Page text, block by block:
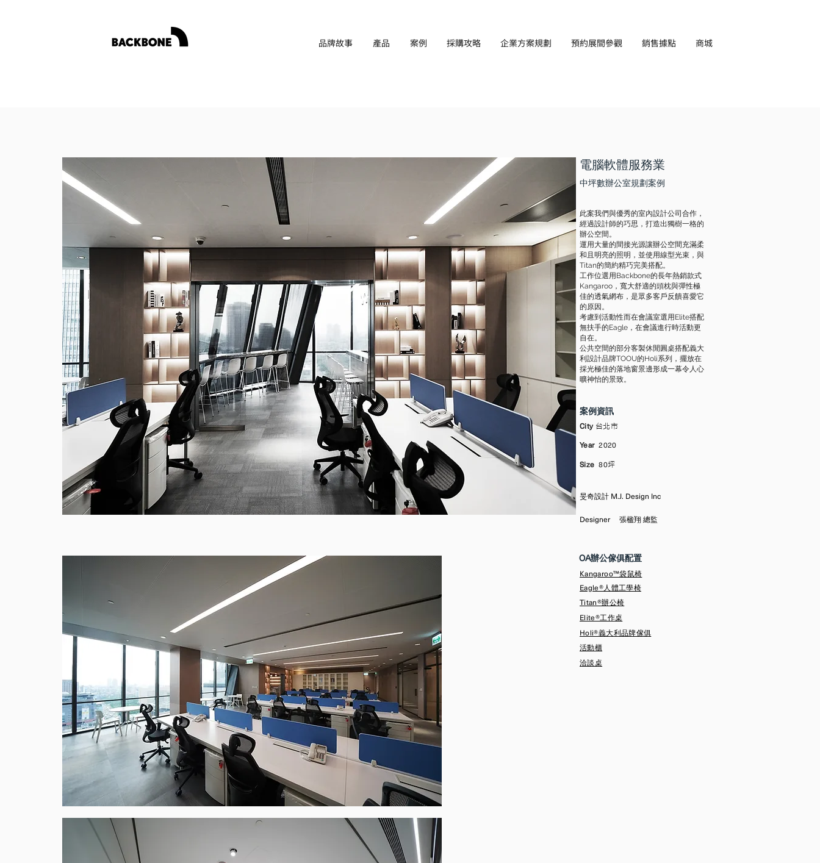
品牌故事 產品 案例 採購攻略 企業方案規劃 預約展間參觀 銷售據點 商城
​電腦軟體服務業
中坪數辦公室規劃案例
此案我們與優秀的室內設計公司合作，
經過設計師的巧思，打造出獨樹一格的
辦公空間。
運用大量的間接光源讓辦公空間充滿柔
和且明亮的照明，並使用線型光束，與
Titan的簡約精巧完美搭配。
工作位選用Backbone的長年熱銷款式
Kangaroo，寬大舒適的頭枕與彈性極
佳的透氣網布，是眾多客戶反饋喜愛它
的原因。
考慮到活動性而在會議室選用Elite搭配
無扶手的Eagle，在會議進行時活動更
自在。
公共空間的部分客製休閒圓桌搭配義大
利設計品牌TOOU的Holi系列，擺放在
採光極佳的落地窗景邊形成一幕令人心
曠神怡的景致。
案例資訊
City 台北市
Year2020
Size 80坪
旻奇設計 M.J. Design Inc
Designer 張楹翔 總監
OA辦公傢俱配置
Kangaroo™袋鼠椅
Eagle®人體工學椅
Titan®辦公椅
Elite®工作桌
Holi®義大利品牌傢俱
活動櫃
​洽談桌